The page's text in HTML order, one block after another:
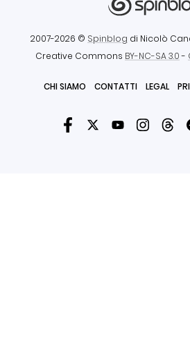
2007-2026 © Spinblog di Nicolò
Creative Commons BY-NC-SA 3.0-
CHI SIAMO CONTATTI LEGAL